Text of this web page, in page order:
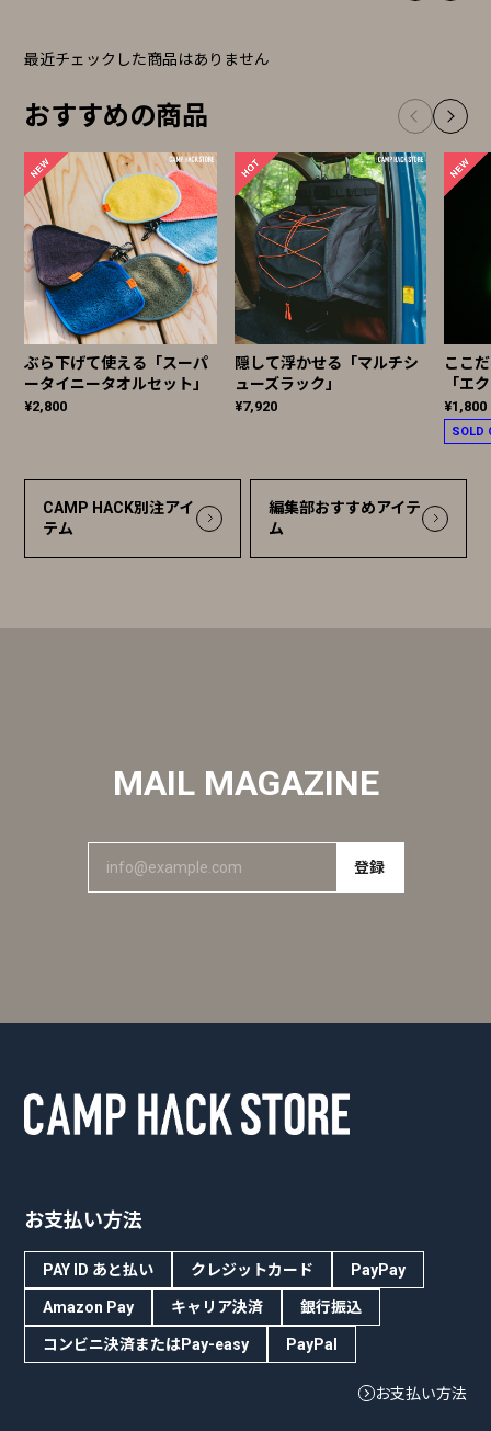
最近チェックした商品はありません
おすすめの商品
ぶら下げて使える「スーパ
ータイニータオルセット」
¥2,800
隠して浮かせる「マルチシ
ューズラック」
¥7,920
ここ
「エ
¥1,800
SOLD
CAMP HACK別注アイ
テム
編集部おすすめアイテ
ム
MAIL MAGAZINE
登録
お支払い方法
PAY ID あと払い クレジットカード PayPay
Amazon Pay キャリア決済 銀行振込
コンビニ決済またはPay-easy PayPal
お支払い方法